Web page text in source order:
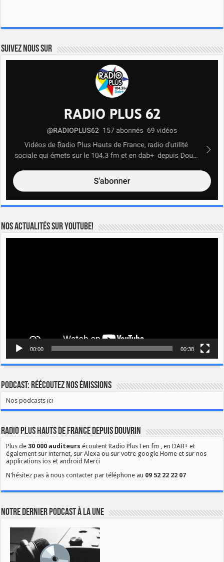
Suivez nous sur
Nos actualités sur YOUTUBE!
00:00 00:38
Podcast: Réécoutez nos émissions
Nos podcasts ici
Radio Plus Hauts de France depuis Douvrin
Plus de30 000 auditeurs écoutent Radio Plus ! en fm , en DAB+ et
également sur internet, sur Alexa ou sur votre google Home et sur nos
applications ios et android Merci
N'hésitez pas à nous contacter par téléphone au 09 52 22 22 07
Notre dernier podcast à la une